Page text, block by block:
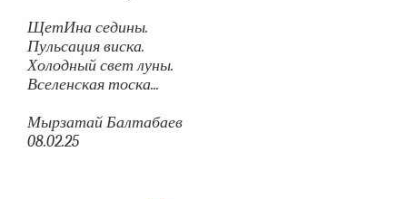
ЩетИна седины.
Пульсация виска.
Холодный свет луны.
Вселенская тоска...
Мырзатай Балтабаев
08.02.25